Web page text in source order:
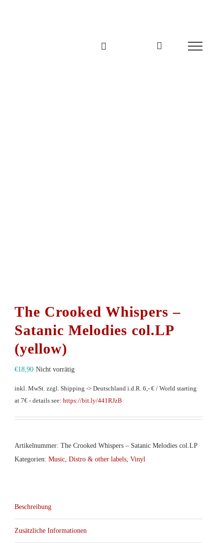
The Crooked Whispers –
Satanic Melodies col.LP
(yellow)
€18,90 Nicht vorrätig
inkl. MwSt. zzgl. Shipping -> Deutschland i.d.R. 6,- € / World starting
at 7€ - details see: https://bit.ly/441RJzB
Artikelnummer: The Crooked Whispers – Satanic Melodies col.LP
Kategorien: Music Distro & other labels Vinyl
Beschreibung
Zusätzliche Informationen